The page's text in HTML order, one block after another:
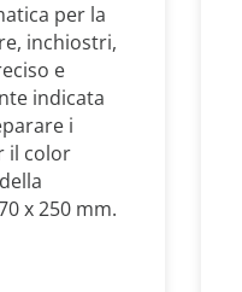
per la
inchiostri,
e
indicata
i
il color
x 250 mm.